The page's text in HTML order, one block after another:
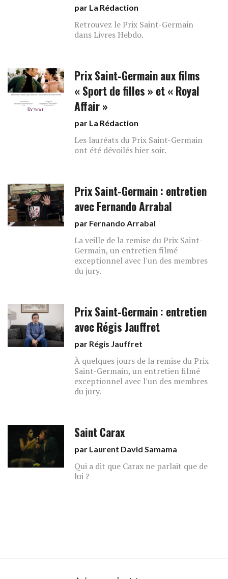
par La Rédaction
Retrouvez le Prix Saint-Germain
dans Livres Hebdo.
Prix Saint-Germain aux films
« Sport de filles » et « Royal
Affair »
par La Rédaction
Les lauréats du Prix Saint-Germain
ont été dévoilés hier soir.
Prix Saint-Germain : entretien
avec Fernando Arrabal
par Fernando Arrabal
La veille de la remise du Prix Saint-
Germain, un entretien filmé
exceptionnel avec l'un des membres
du jury.
Prix Saint-Germain : entretien
avec Régis Jauffret
par Régis Jauffret
À quelques jours de la remise du Prix
Saint-Germain, un entretien filmé
exceptionnel avec l'un des membres
du jury.
Saint Carax
par Laurent David Samama
Qui a dit que Carax ne parlait que de
lui ?